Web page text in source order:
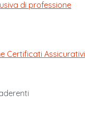
di professione
Certificati Assicurativi